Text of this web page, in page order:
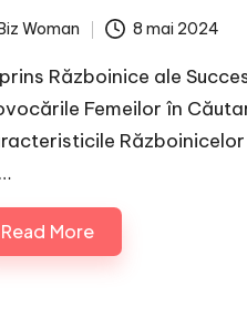
Woman 8 mai 2024
Războinice ale
Femeilor în
Războinicelor
Read More